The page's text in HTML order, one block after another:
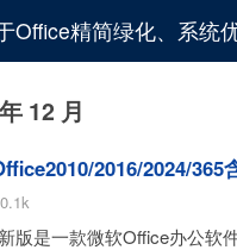
Office精简绿化、系统
12 月
2016/2024/365
版是一款微软Office办公软